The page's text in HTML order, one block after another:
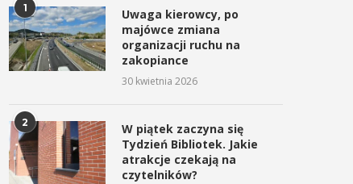
1
Uwaga kierowcy, po
majówce zmiana
organizacji ruchu na
zakopiance
30 kwietnia 2026
2
W piątek zaczyna się
Tydzień Bibliotek. Jakie
atrakcje czekają na
czytelników?